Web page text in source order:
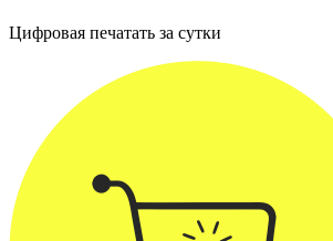
Цифровая печатать за сутки